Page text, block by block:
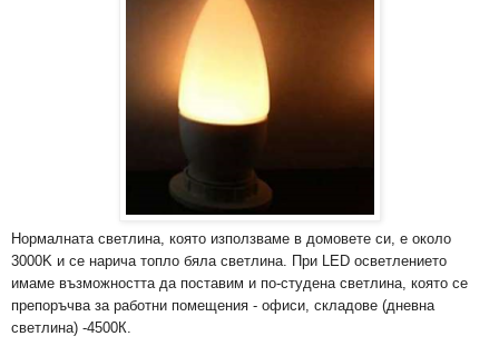
Нормалната светлина, която използваме в домовете си, е около
3000K и се нарича топло бяла светлина. При LED осветлението
имаме възможността да поставим и по-студена светлина, която се
препоръчва за работни помещения - офиси, складове (дневна
светлина) -4500К.